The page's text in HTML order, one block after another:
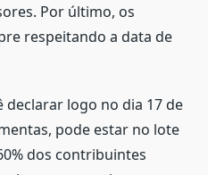
Por último, os
respeitando a data de
declarar logo no dia 17 de
pode estar no lote
dos contribuintes